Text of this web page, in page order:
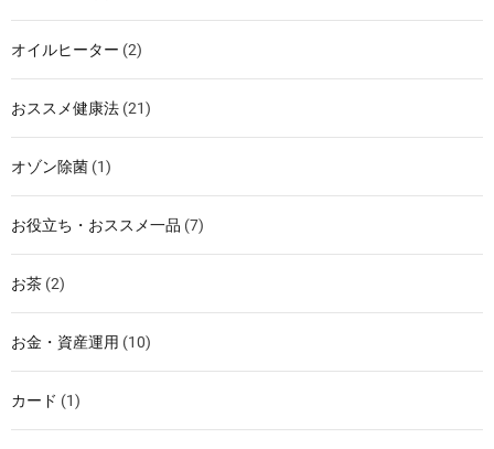
オイルヒーター (2)
おススメ健康法 (21)
オゾン除菌 (1)
お役立ち・おススメ一品 (7)
お茶 (2)
お金・資産運用 (10)
カード (1)